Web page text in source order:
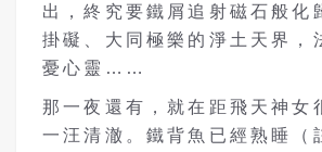
出，終究要鐵屑追射磁石般化
掛礙、大同極樂的淨土天界，
憂心靈……
那一夜還有，就在距飛天神女
一汪清澈。鐵背魚已經熟睡（